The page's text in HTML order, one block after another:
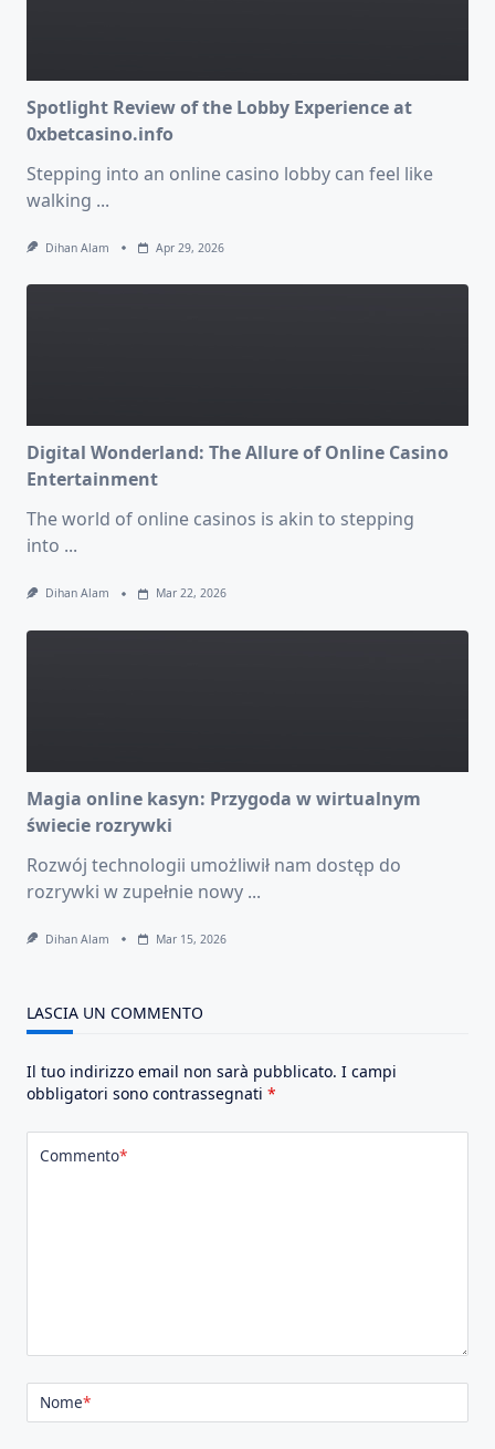
Spotlight Review of the Lobby Experience at
0xbetcasino.info
Stepping into an online casino lobby can feel like
walking ...
Dihan Alam Apr 29, 2026
Digital Wonderland: The Allure of Online Casino
Entertainment
The world of online casinos is akin to stepping
into ...
Dihan Alam Mar 22, 2026
Magia online kasyn: Przygoda w wirtualnym
świecie rozrywki
Rozwój technologii umożliwił nam dostęp do
rozrywki w zupełnie nowy ...
Dihan Alam Mar 15, 2026
LASCIA UN COMMENTO
Il tuo indirizzo email non sarà pubblicato. I campi
obbligatori sono contrassegnati *
Commento*
Nome*